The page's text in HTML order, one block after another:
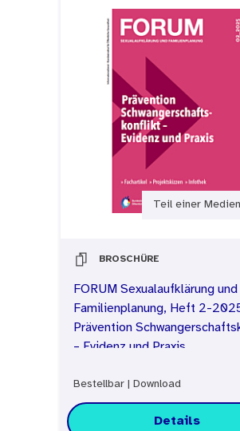
Teil einer
BROSCHÜRE
FORUM Sexualaufklärung und
Familienplanung, Heft 2-
Prävention
– Evidenz und Praxis
Bestellbar Download
Details